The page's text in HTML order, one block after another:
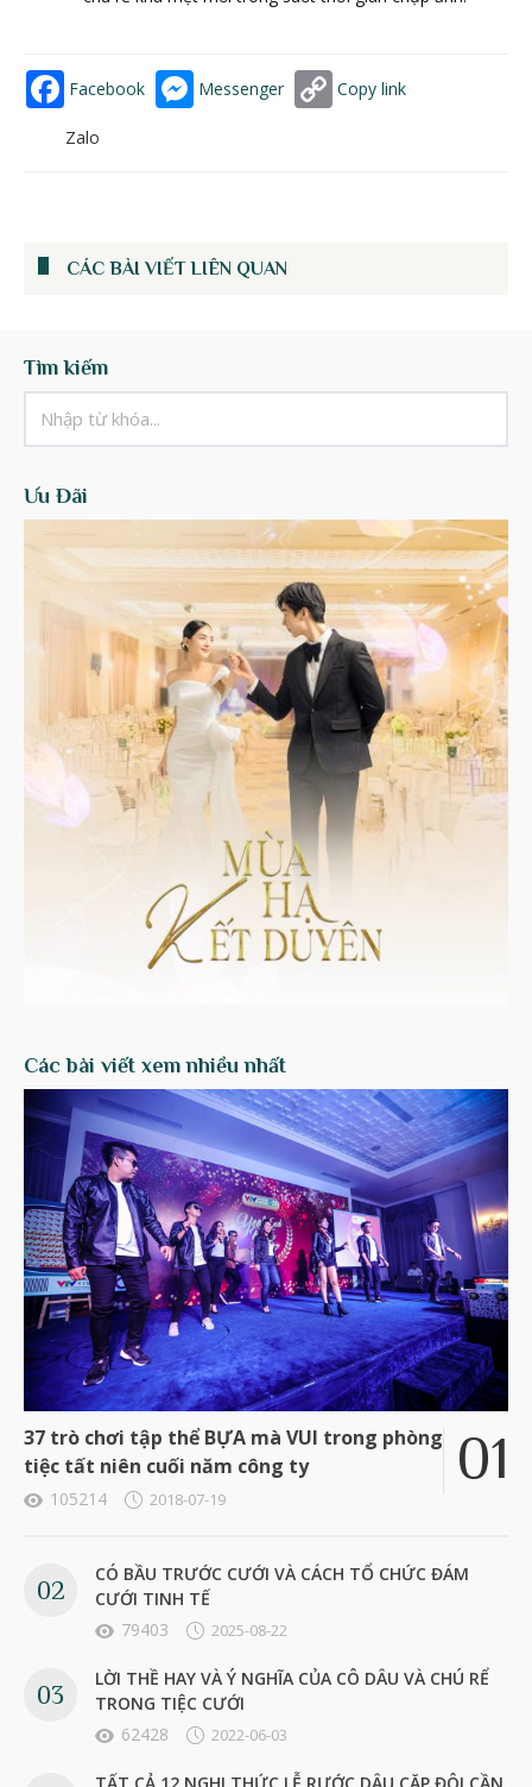
Facebook Messenger Copy link
Zalo
CÁC BÀI VIẾT LIÊN QUAN
Tìm kiếm
Ưu Đãi
Các bài viết xem nhiều nhất
37 trò chơi tập thể BỰA mà VUI trong phòng
tiệc tất niên cuối năm công ty
105214 2018-07-19
CÓ BẦU TRƯỚC CƯỚI VÀ CÁCH TỔ CHỨC ĐÁM
CƯỚI TINH TẾ
79403
2025-08-22
LỜI THỀ HAY VÀ Ý NGHĨA CỦA CÔ DÂU VÀ CHÚ RỂ
TRONG TIỆC CƯỚI
62428
2022-06-03